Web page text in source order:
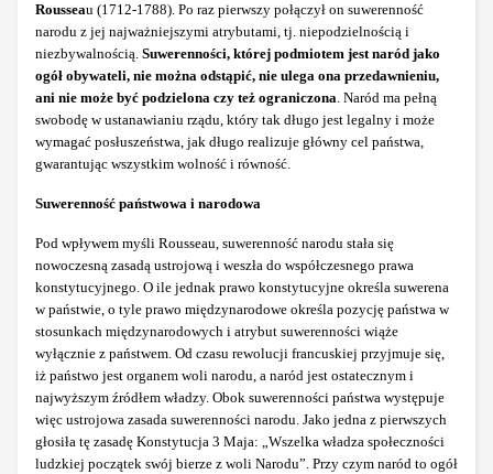
Rousseau (1712-1788). Po raz pierwszy połączył on suwerenność
narodu z jej najważniejszymi atrybutami, tj. niepodzielnością i
niezbywalnością. Suwerenności, której podmiotem jest naród jako
ogół obywateli, nie można odstąpić, nie ulega ona przedawnieniu,
ani nie może być podzielona czy też ograniczona. Naród ma pełną
swobodę w ustanawianiu rządu, który tak długo jest legalny i może
wymagać posłuszeństwa, jak długo realizuje główny cel państwa,
gwarantując wszystkim wolność i równość.
Suwerenność państwowa i narodowa
Pod wpływem myśli Rousseau, suwerenność narodu stała się
nowoczesną zasadą ustrojową i weszła do współczesnego prawa
konstytucyjnego. O ile jednak prawo konstytucyjne określa suwerena
w państwie, o tyle prawo międzynarodowe określa pozycję państwa w
stosunkach międzynarodowych i atrybut suwerenności wiąże
wyłącznie z państwem. Od czasu rewolucji francuskiej przyjmuje się,
iż państwo jest organem woli narodu, a naród jest ostatecznym i
najwyższym źródłem władzy. Obok suwerenności państwa występuje
więc ustrojowa zasada suwerenności narodu. Jako jedna z pierwszych
głosiła tę zasadę Konstytucja 3 Maja: „Wszelka władza społeczności
ludzkiej początek swój bierze z woli Narodu”. Przy czym naród to ogół